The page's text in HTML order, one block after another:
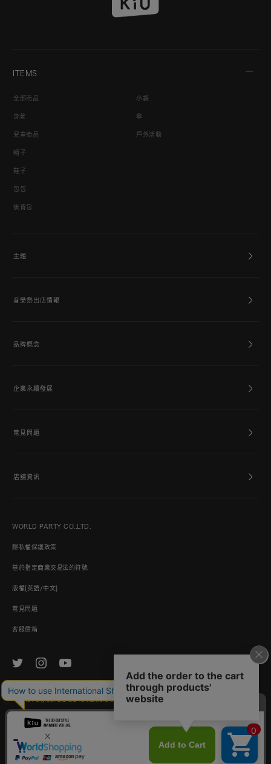
ITEMS
全部商品
身著
兒童商品
帽子
鞋子
包包
後背包
小袋
傘
戶外活動
主題
音樂祭出店情報
品牌概念
企業永續發展
常見問題
店舖資訊
WORLD PARTY CO.,LTD.
隱私權保護政策
基於指定商業交易法的符號
版權[英語/中文]
常見問題
客服信箱
© World Party Co., Ltd. and its subsidiaries and affiliates. All Rights Reserved.